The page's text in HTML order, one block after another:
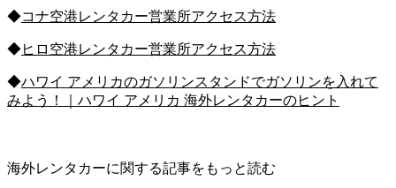
◆コナ空港レンタカー営業所アクセス方法
◆ヒロ空港レンタカー営業所アクセス方法
◆ハワイ アメリカのガソリンスタンドでガソリンを入れて
みよう！｜ハワイ アメリカ 海外レンタカーのヒント
海外レンタカーに関する記事をもっと読む